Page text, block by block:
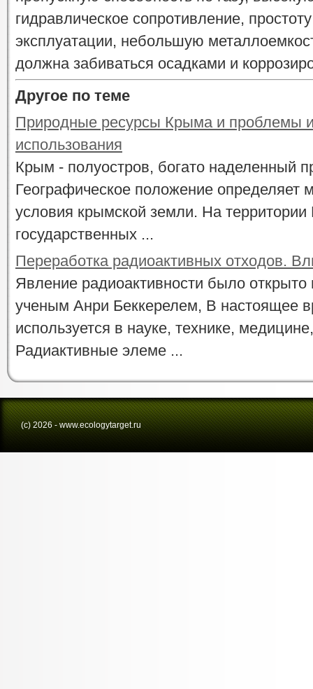
гидравлическое сопротивление,
эксплуатации, небольшую
должна забиваться осадками и
Другое по теме
Природные ресурсы Крыма и проблемы
использования
Крым - полуостров, богато наделенный
Географическое положение определяет
условия крымской земли. На
государственных ...
Переработка радиоактивных отходов.
Явление радиоактивности было
ученым Анри Беккерелем, В настоящее
используется в науке, технике,
Радиактивные элеме ...
(с) 2026 - www.ecologytarget.ru